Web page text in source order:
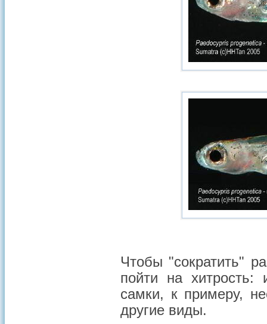
Чтобы "сократить"
пойти на
самки, к примеру,
другие виды.